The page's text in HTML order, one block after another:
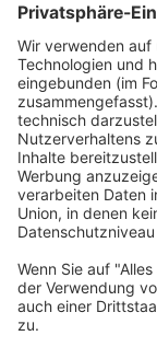
Rechtliches
Allgemeine
Impressum
Newsletter
Per E-Mail